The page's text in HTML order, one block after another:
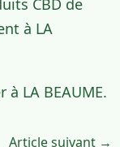
à LA
LA BEAUME.
Article suivant →